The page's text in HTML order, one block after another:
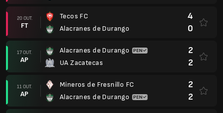
20 OUT.
FT
Tecos FC
Alacranes de Durango
4
0
17 OUT.
AP
Alacranes de Durango
UA Zacatecas
2
2
11 OUT.
AP
Mineros de Fresnillo FC
Alacranes de Durango
2
2